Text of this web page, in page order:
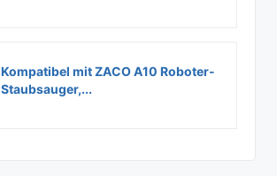
Kompatibel mit ZACO A10 Roboter-
Staubsauger,...